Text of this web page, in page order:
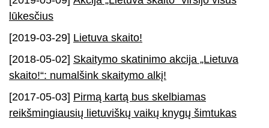
lūkesčius
[2019-03-29] Lietuva skaito!
[2018-05-02] Skaitymo skatinimo akcija „Lietuva
skaito!“: numalšink skaitymo alkį!
[2017-05-03] Pirmą kartą bus skelbiamas
reikšmingiausių lietuviškų vaikų knygų šimtukas